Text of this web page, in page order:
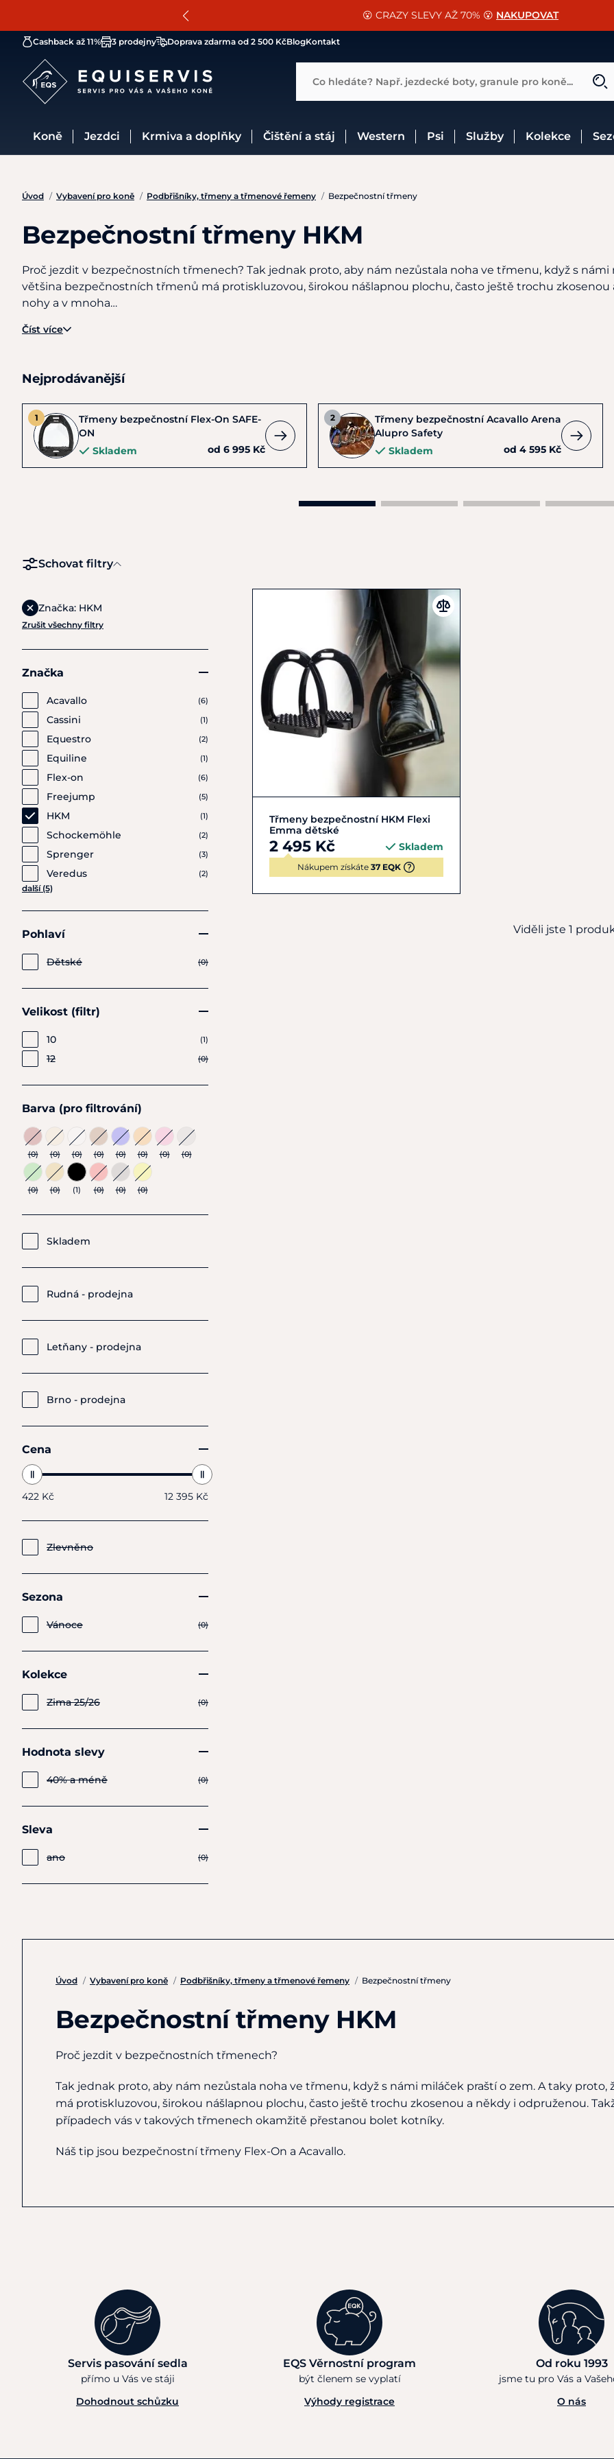
SLEVA 13% na vše od Cassini! CHCI SLEVU
😮 CRAZY SLEVY AŽ 70% 😮 NAKUPOVAT
📐Pasování a doplňky k vybraným sedlům ZDARMA 🐴
Cashback až 11% 3 prodejny Doprava zdarma od 2 500 KčBlogKontakt
Co hledáte? Např. jezdecké boty, granule pro koně...
Koně Jezdci Krmiva a doplňky Čištění a stáj Western Psi Služby Kolekce
Úvod / Vybavení pro koně / Podbřišníky, třmeny a třmenové řemeny / Bezpečnostní třmeny
Bezpečnostní třmeny HKM
Proč jezdit v bezpečnostních třmenech? Tak jednak proto, aby nám nezůstala noha ve třmenu, když s
většina bezpečnostních třmenů má protiskluzovou, širokou nášlapnou plochu, často ještě trochu
nohy a v mnoha…
Číst více
Nejprodávanější
Třmeny bezpečnostní Flex-On SAFE-
ON
Skladem
od 6 995 Kč
Třmeny bezpečnostní Acavallo Arena
Alupro Safety
Skladem
od 4 595 Kč
Schovat filtry
Značka: HKM
Zrušit všechny filtry
Značka
Acavallo (6)
Cassini (1)
Equestro (2)
Equiline (1)
Flex-on (6)
Freejump (5)
HKM (1)
Schockemöhle (2)
Sprenger (3)
Veredus (2)
další (5)
Pohlaví
Dětské (0)
Velikost (filtr)
10 (1)
12 (0)
Barva (pro filtrování)
(0) (0) (0) (0) (0) (0) (0) (0)
(0) (0) (1) (0) (0) (0)
Skladem
Rudná - prodejna
Letňany - prodejna
Brno - prodejna
Cena
422 Kč 12 395 Kč
Zlevněno
Sezona
Vánoce (0)
Kolekce
Zima 25/26 (0)
Hodnota slevy
40% a méně (0)
Sleva
ano (0)
Zobrazit detail
Třmeny bezpečnostní HKM Flexi
Emma dětské
2 495 Kč Skladem
Nákupem získáte37 EQK
Viděli jste 1
Úvod / Vybavení pro koně / Podbřišníky, třmeny a třmenové řemeny / Bezpečnostní třmeny
Bezpečnostní třmeny HKM
Proč jezdit v bezpečnostních třmenech?
Tak jednak proto, aby nám nezůstala noha ve třmenu, když s námi miláček praští o zem. A taky
má protiskluzovou, širokou nášlapnou plochu, často ještě trochu zkosenou a někdy i odpruženou.
případech vás v takových třmenech okamžitě přestanou bolet kotníky.
Náš tip jsou bezpečnostní třmeny Flex-On a Acavallo.
Servis pasování sedla
přímo u Vás ve stáji
Dohodnout schůzku
EQS Věrnostní program
být členem se vyplatí
Výhody registrace
Od roku 1993
jsme tu pro Vás a
O nás